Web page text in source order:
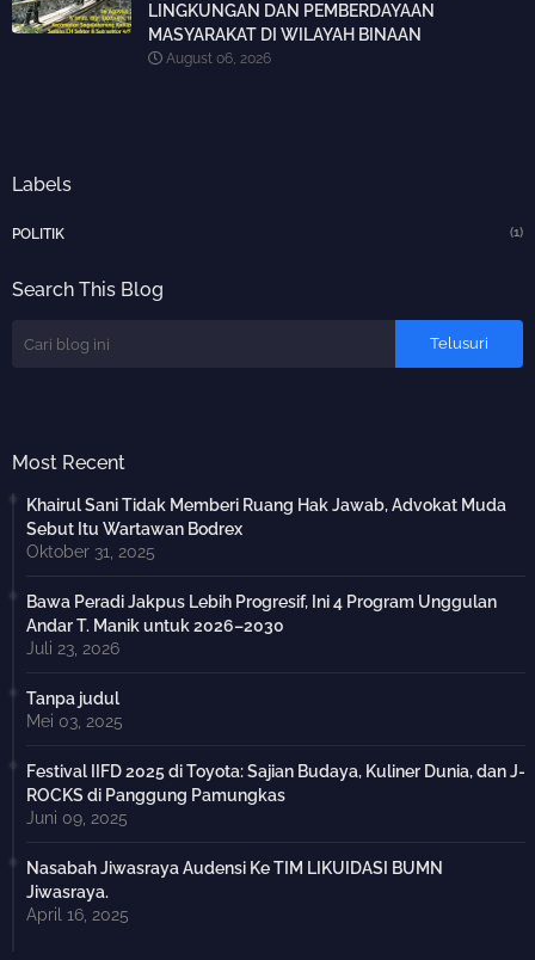
LINGKUNGAN DAN PEMBERDAYAAN
MASYARAKAT DI WILAYAH BINAAN
August 06, 2026
Labels
POLITIK (1)
Search This Blog
Most Recent
Khairul Sani Tidak Memberi Ruang Hak Jawab, Advokat Muda
Sebut Itu Wartawan Bodrex
Oktober 31, 2025
Bawa Peradi Jakpus Lebih Progresif, Ini 4 Program Unggulan
Andar T. Manik untuk 2026–2030
Juli 23, 2026
Tanpa judul
Mei 03, 2025
Festival IIFD 2025 di Toyota: Sajian Budaya, Kuliner Dunia, dan J-
ROCKS di Panggung Pamungkas
Juni 09, 2025
Nasabah Jiwasraya Audensi Ke TIM LIKUIDASI BUMN
Jiwasraya.
April 16, 2025